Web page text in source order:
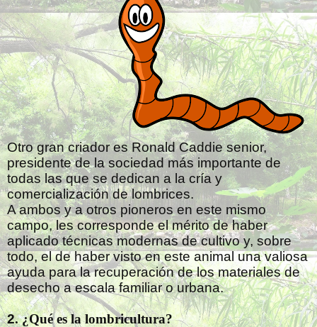
Otro gran criador es Ronald Caddie senior,
presidente de la sociedad más importante de
todas las que se dedican a la cría y
comercialización de lombrices.
A ambos y a otros pioneros en este mismo
campo, les corresponde el mérito de haber
aplicado técnicas modernas de cultivo y, sobre
todo, el de haber visto en este animal una valiosa
ayuda para la recuperación de los materiales de
desecho a escala familiar o urbana.
2. ¿Qué es la lombricultura?